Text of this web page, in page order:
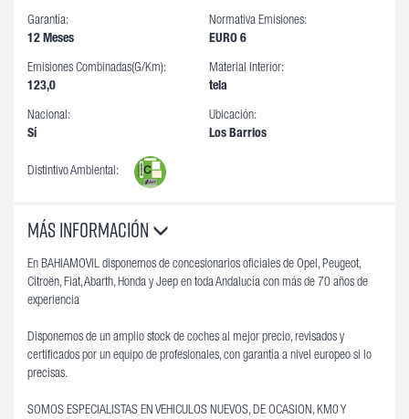
Garantía:
12 Meses
Normativa Emisiones:
EURO 6
Emisiones Combinadas(g/km):
123,0
Material Interior:
tela
Nacional:
Sí
Ubicación:
Los Barrios
Distintivo Ambiental:
Más información
En BAHIAMOVIL disponemos de concesionarios oficiales de Opel, Peugeot,
Citroën, Fiat, Abarth, Honda y Jeep en toda Andalucía con más de 70 años de
experiencia
Disponemos de un amplio stock de coches al mejor precio, revisados y
certificados por un equipo de profesionales, con garantía a nivel europeo si lo
precisas.
SOMOS ESPECIALISTAS EN VEHICULOS NUEVOS, DE OCASION, KM0 Y